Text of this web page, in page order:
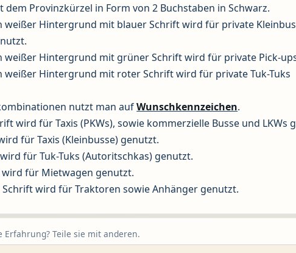
dem Provinzkürzel in Form von 2 Buchstaben in Schwarz.
weißer Hintergrund mit blauer Schrift wird für private
weißer Hintergrund mit grüner Schrift wird für private Pick-
weißer Hintergrund mit roter Schrift wird für private Tuk-Tuks
nutzt man aufWunschkennzeichen.
wird für Taxis (PKWs), sowie kommerzielle Busse und LKWs
für Taxis (Kleinbusse) genutzt.
für Tuk-Tuks (Autoritschkas) genutzt.
für Mietwagen genutzt.
wird für Traktoren sowie Anhänger genutzt.
Teile sie mit anderen.